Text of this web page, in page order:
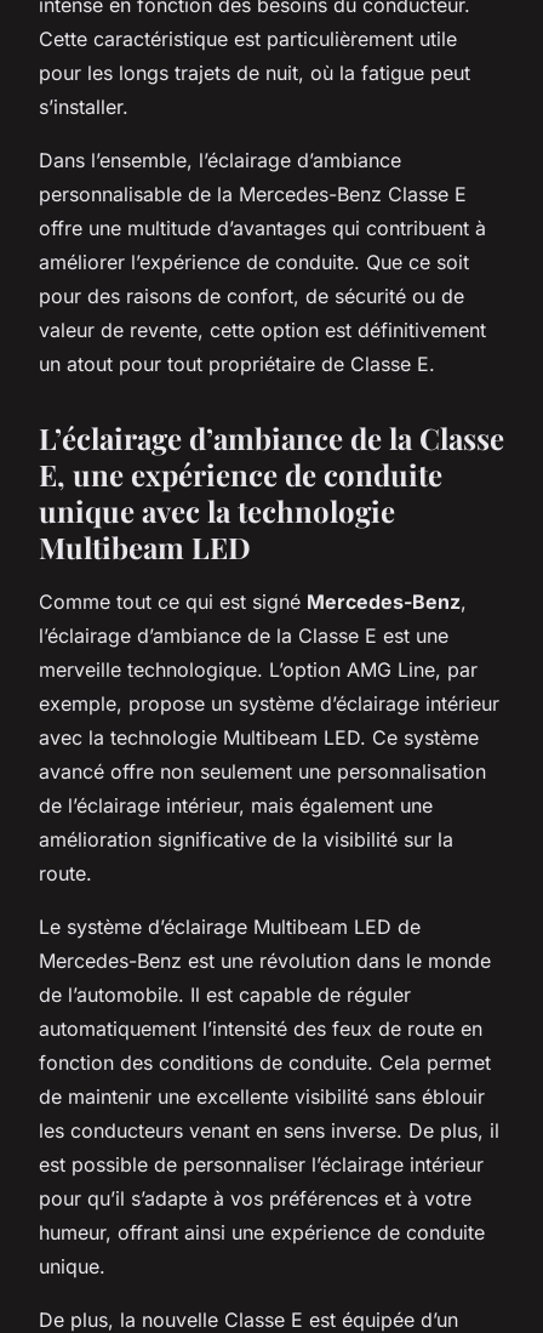
Cette caractéristique est particulièrement utile
pour les longs trajets de nuit, où la fatigue peut
s’installer.
Dans l’ensemble, l’éclairage d’ambiance
personnalisable de la Mercedes-Benz Classe E
offre une multitude d’avantages qui contribuent à
améliorer l’expérience de conduite. Que ce soit
pour des raisons de confort, de sécurité ou de
valeur de revente, cette option est définitivement
un atout pour tout propriétaire de Classe E.
L’éclairage d’ambiance de la Classe
E, une expérience de conduite
unique avec la technologie
Multibeam LED
Comme tout ce qui est signé Mercedes-Benz,
l’éclairage d’ambiance de la Classe E est une
merveille technologique. L’option AMG Line, par
exemple, propose un système d’éclairage intérieur
avec la technologie Multibeam LED. Ce système
avancé offre non seulement une personnalisation
de l’éclairage intérieur, mais également une
amélioration significative de la visibilité sur la
route.
Le système d’éclairage Multibeam LED de
Mercedes-Benz est une révolution dans le monde
de l’automobile. Il est capable de réguler
automatiquement l’intensité des feux de route en
fonction des conditions de conduite. Cela permet
de maintenir une excellente visibilité sans éblouir
les conducteurs venant en sens inverse. De plus, il
est possible de personnaliser l’éclairage intérieur
pour qu’il s’adapte à vos préférences et à votre
humeur, offrant ainsi une expérience de conduite
unique.
De plus, la nouvelle Classe E est équipée d’un